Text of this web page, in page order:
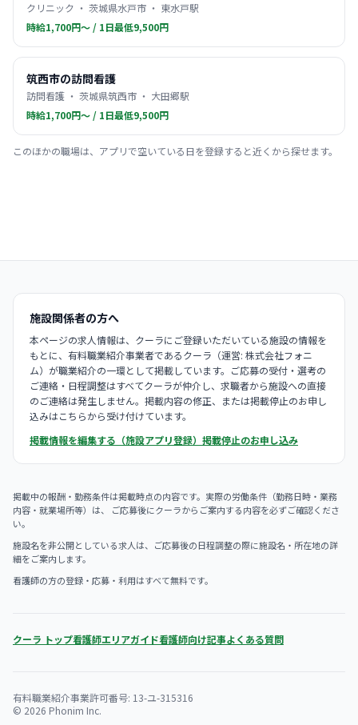
クリニック ・ 茨城県水戸市 ・ 東水戸駅
時給1,700円〜 / 1日最低9,500円
筑西市の訪問看護
訪問看護 ・ 茨城県筑西市 ・ 大田郷駅
時給1,700円〜 / 1日最低9,500円
このほかの職場は、アプリで空いている日を登録すると近くから探せます。
施設関係者の方へ
本ページの求人情報は、クーラにご登録いただいている施設の情報を
もとに、有料職業紹介事業者であるクーラ（運営: 株式会社フォニ
ム）が職業紹介の一環として掲載しています。ご応募の受付・選考の
ご連絡・日程調整はすべてクーラが仲介し、求職者から施設への直接
のご連絡は発生しません。掲載内容の修正、または掲載停止のお申し
込みはこちらから受け付けています。
掲載情報を編集する（施設アプリ登録） 掲載停止のお申し込み
掲載中の報酬・勤務条件は掲載時点の内容です。実際の労働条件（勤務日時・業務
内容・就業場所等）は、 ご応募後にクーラからご案内する内容を必ずご確認くださ
い。
施設名を非公開としている求人は、ご応募後の日程調整の際に施設名・所在地の詳
細をご案内します。
看護師の方の登録・応募・利用はすべて無料です。
クーラ トップ看護師エリアガイド看護師向け記事よくある質問
有料職業紹介事業許可番号: 13-ユ-315316
© 2026 Phonim Inc.